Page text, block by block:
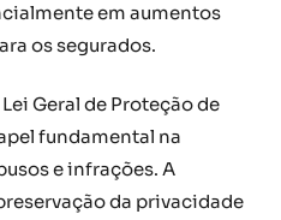
em aumentos
os segurados.
Geral de Proteção de
fundamental na
e infrações. A
da privacidade